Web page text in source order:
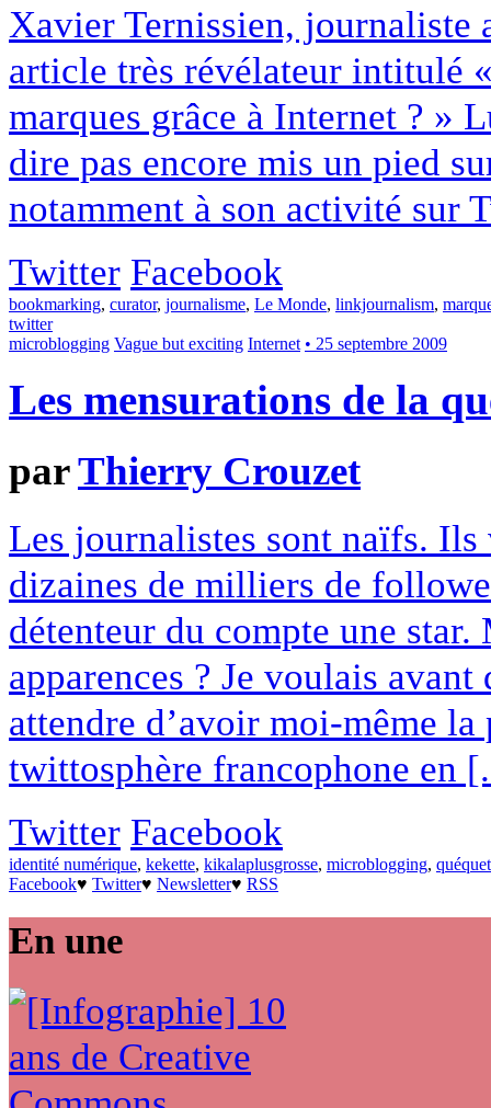
Xavier Ternissien, journaliste
article très révélateur intitulé
marques grâce à Internet ? »
dire pas encore mis un pied
notamment à son activité sur
Twitter Facebook
bookmarking, curator, journalisme, Le Monde, linkjournalism,
twitter
microblogging Vague but exciting Internet • 25 septembre 2009
Les mensurations de la
parThierry Crouzet
Les journalistes sont naïfs.
dizaines de milliers de
détenteur du compte une
apparences ? Je voulais
attendre d’avoir moi-même
twittosphère francophone en
Twitter Facebook
identité numérique, kekette, kikalaplusgrosse, microblogging,
Facebook♥ Twitter♥ Newsletter♥ RSS
En une